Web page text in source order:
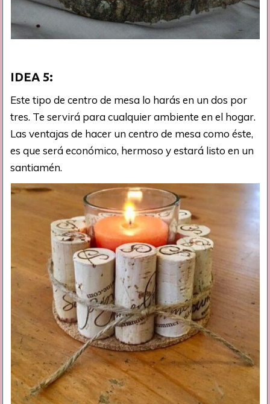
IDEA 5:
Este tipo de centro de mesa lo harás en un dos por
tres. Te servirá para cualquier ambiente en el hogar.
Las ventajas de hacer un centro de mesa como éste,
es que será económico, hermoso y estará listo en un
santiamén.